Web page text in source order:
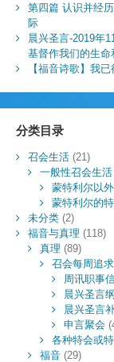
第四篇 认识并经
际
晨兴圣言-2019年
基督作我们的生
【福音诗歌】我
分类目录
召会生活(21)
一般性召会生活
蒙特利尔以
蒙特利尔的
未分类(2)
福音与真理 (118)
真理 (89)
召会每周追
周讯职事
晨兴圣言
晨兴圣言
申言聚会
各种特会或
福音(29)